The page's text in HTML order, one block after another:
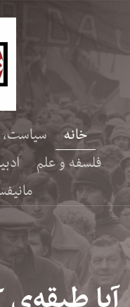
خانه
فلسفه و علم